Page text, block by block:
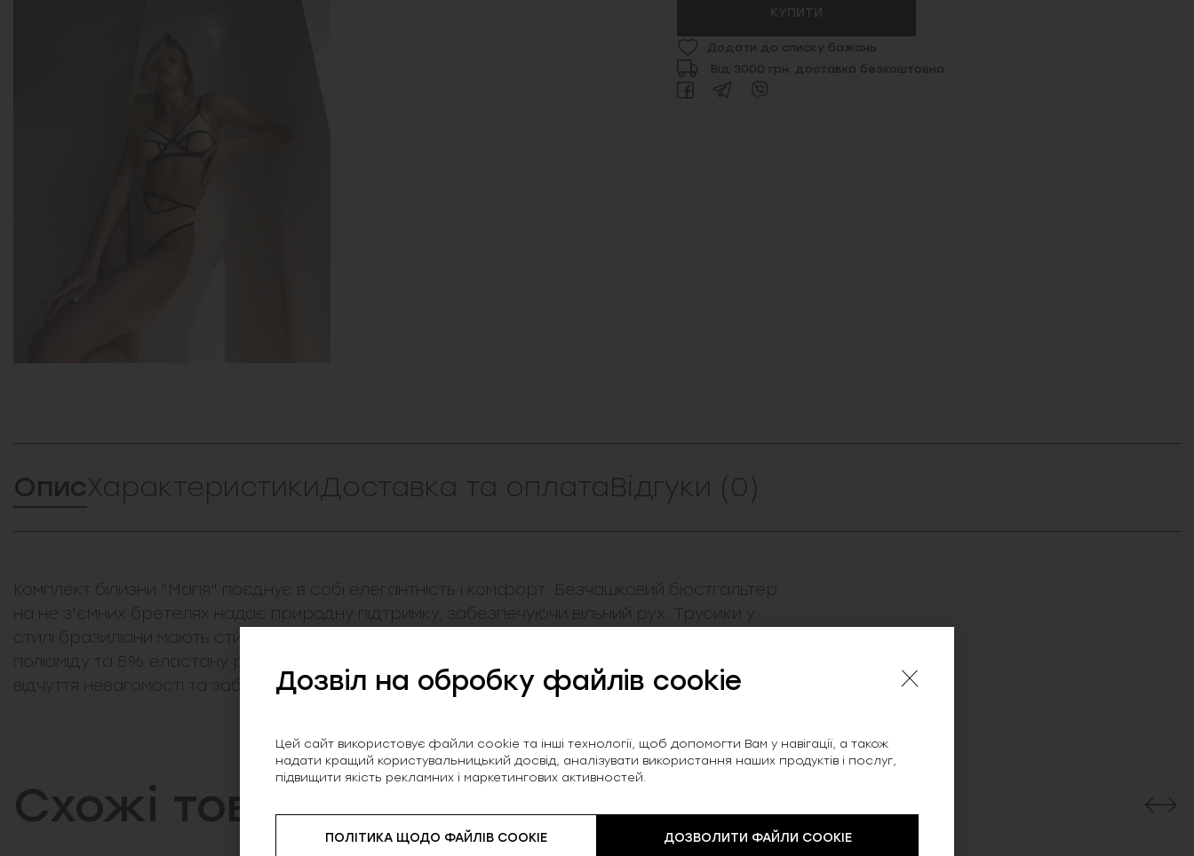
КУПИТИ
Додати до списку бажань
Від 3000 грн. доставка безкоштовна
ОписХарактеристикиДоставка та оплатаВідгуки (0)
Комплект білизни "Магія" поєднує в собі елегантність і комфорт. Безчашковий бюстгальтер
на не з'ємних бретелях надає природну підтримку, забезпечуючи вільний рух. Трусики у
стилі бразиліани мають стильний вигляд та забезпечують комфорт. Склад комплекту з 95%
поліаміду та 5% еластану робить білизну еластичною та м'якою на дотик, створюючи
відчуття невагомості та забезпечуючи приємні відчуття на шкірі.
Схожі товари
Дозвіл на обробку файлів cookie
Цей сайт використовує файли cookie та інші технології, щоб допомогти Вам у навігації, а також
надати кращий користувальницький досвід, аналізувати використання наших продуктів і послуг,
підвищити якість рекламних і маркетингових активностей.
ПОЛІТИКА ЩОДО ФАЙЛІВ COOKIE ДОЗВОЛИТИ ФАЙЛИ COOKIE